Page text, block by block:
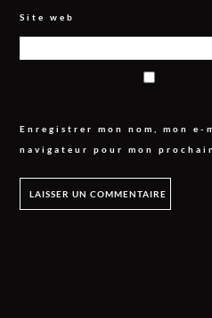
Site web
Enregistrer mon nom, mon
navigateur pour mon